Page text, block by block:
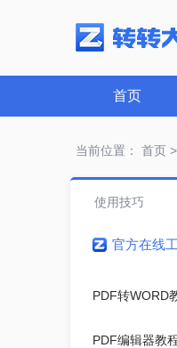
首页
当前位置： 首页>
使用技巧
官方在线
PDF转WORD
PDF编辑器教